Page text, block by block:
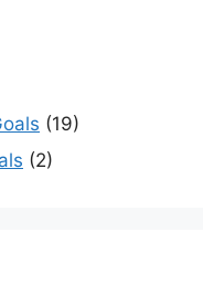
(19)
(2)